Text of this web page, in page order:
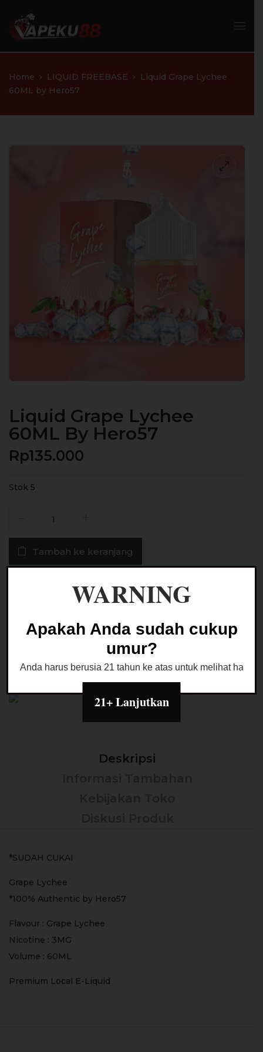
Home LIQUID FREEBASE
Liquid Grape Lychee
60ML by Hero57
Liquid Grape Lychee
60ML By Hero57
Rp135.000
Stok 5
Grape
Lychee
60ML
Tambah ke keranjang
Buy Now
Ask a Question
LIQUID FREEBASE
Deskripsi
*SUDAH CUKAI
Grape Lychee
*100% Authentic by Hero57
Flavour : Grape Lychee
Nicotine : 3MG
Volume : 60ML
Premium Local E-Liquid
WARNING
Apakah Anda sudah cukup
umur?
Anda harus berusia 21 tahun ke atas untuk melihat
21+ Lanjutkan